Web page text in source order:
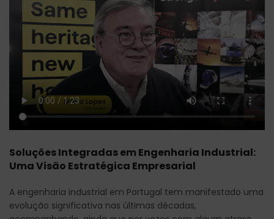
Soluções Integradas em Engenharia Industrial:
Uma Visão Estratégica Empresarial
A engenharia industrial em Portugal tem manifestado uma
evolução significativa nas últimas décadas,